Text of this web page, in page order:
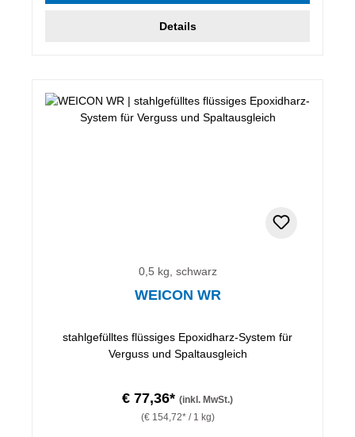
Details
0,5 kg, schwarz
WEICON WR
stahlgefülltes flüssiges Epoxidharz-System für
Verguss und Spaltausgleich
€ 77,36* (inkl. MwSt.)
(€ 154,72* / 1 kg)